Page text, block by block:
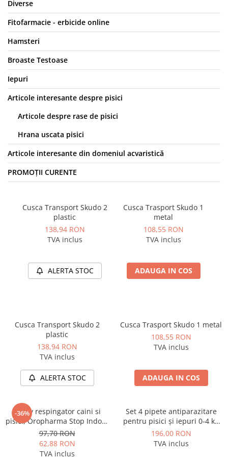
Diverse
Fitofarmacie - erbicide online
Hamsteri
Broaste Testoase
Iepuri
Articole interesante despre pisici
Articole despre rase de pisici
Hrana uscata pisici
Articole interesante din domeniul acvaristică
PROMOȚII CURENTE
Cusca Transport Skudo 2
plastic
138,94 RON
TVA inclus
ALERTA STOC
Cusca Trasport Skudo 1
metal
108,55 RON
TVA inclus
ADAUGA IN COS
Cusca Transport Skudo 2
plastic
138,94 RON
TVA inclus
ALERTA STOC
Cusca Trasport Skudo 1 metal
108,55 RON
TVA inclus
ADAUGA IN COS
-36%
Spray respingator caini si
pisici, Oropharma Stop Indoor
500ml
97,70 RON
62,88 RON
TVA inclus
Set 4 pipete antiparazitare
pentru pisici și iepuri 0-4 kg
Advantage 40
196,00 RON
TVA inclus